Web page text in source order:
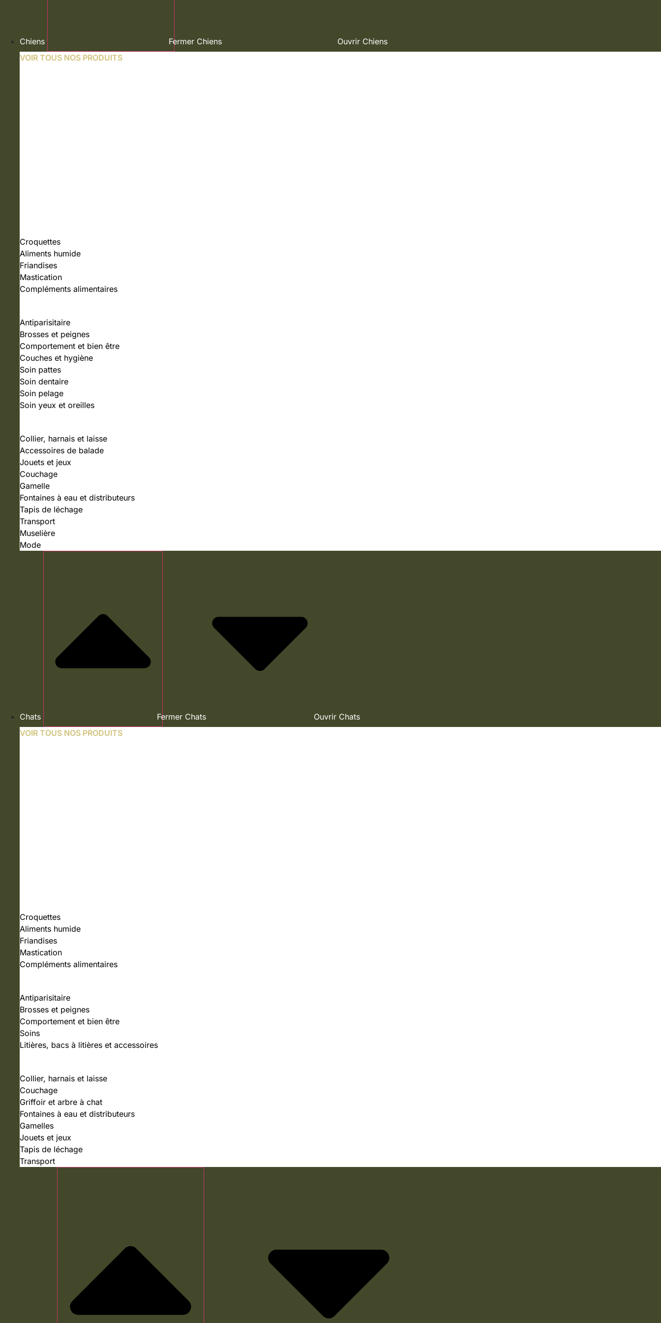
Chiens Fermer Chiens
Ouvrir Chiens
VOIR TOUS NOS PRODUITS
Croquettes
Aliments humide
Friandises
Mastication
Compléments alimentaires
Antiparisitaire
Brosses et peignes
Comportement et bien être
Couches et hygiène
Soin pattes
Soin dentaire
Soin pelage
Soin yeux et oreilles
Collier, harnais et laisse
Accessoires de balade
Jouets et jeux
Couchage
Gamelle
Fontaines à eau et distributeurs
Tapis de léchage
Transport
Muselière
Mode
Chats Fermer Chats
Ouvrir Chats
VOIR TOUS NOS PRODUITS
Croquettes
Aliments humide
Friandises
Mastication
Compléments alimentaires
Antiparisitaire
Brosses et peignes
Comportement et bien être
Soins
Litières, bacs à litières et accessoires
Collier, harnais et laisse
Couchage
Griffoir et arbre à chat
Fontaines à eau et distributeurs
Gamelles
Jouets et jeux
Tapis de léchage
Transport